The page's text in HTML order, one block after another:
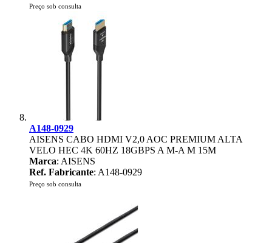
Preço sob consulta
A148-0929
AISENS CABO HDMI V2,0 AOC PREMIUM ALTA
VELO HEC 4K 60HZ 18GBPS A M-A M 15M
Marca: AISENS
Ref. Fabricante: A148-0929
Preço sob consulta